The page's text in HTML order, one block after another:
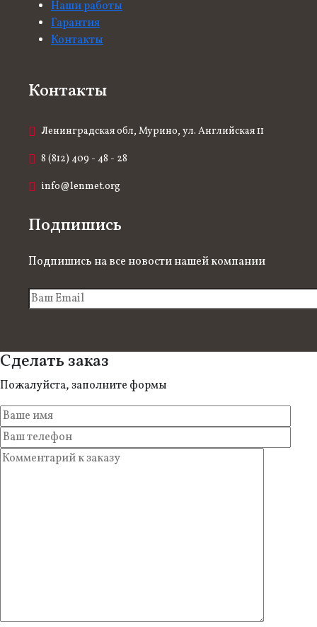
Наши работы
Гарантия
Контакты
Контакты
Ленинградская обл, Мурино, ул. Английская 11
8 (812) 409 - 48 - 28
info@lenmet.org
Подпишись
Подпишись на все новости нашей компании
Сделать заказ
Пожалуйста, заполните формы